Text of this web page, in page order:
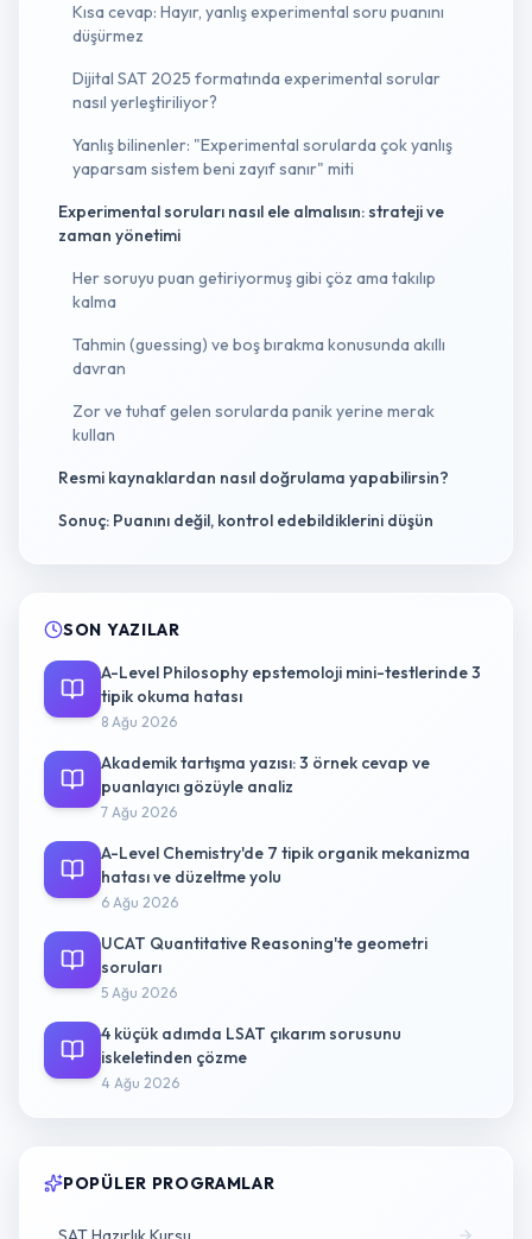
Kısa cevap: Hayır, yanlış experimental soru puanını
düşürmez
Dijital SAT 2025 formatında experimental sorular
nasıl yerleştiriliyor?
Yanlış bilinenler: "Experimental sorularda çok yanlış
yaparsam sistem beni zayıf sanır" miti
Experimental soruları nasıl ele almalısın: strateji ve
zaman yönetimi
Her soruyu puan getiriyormuş gibi çöz ama takılıp
kalma
Tahmin (guessing) ve boş bırakma konusunda akıllı
davran
Zor ve tuhaf gelen sorularda panik yerine merak
kullan
Resmi kaynaklardan nasıl doğrulama yapabilirsin?
Sonuç: Puanını değil, kontrol edebildiklerini düşün
SON YAZILAR
A-Level Philosophy epstemoloji mini-testlerinde 3
tipik okuma hatası
8 Ağu 2026
Akademik tartışma yazısı: 3 örnek cevap ve
puanlayıcı gözüyle analiz
7 Ağu 2026
A-Level Chemistry'de 7 tipik organik mekanizma
hatası ve düzeltme yolu
6 Ağu 2026
UCAT Quantitative Reasoning'te geometri
soruları
5 Ağu 2026
4 küçük adımda LSAT çıkarım sorusunu
iskeletinden çözme
4 Ağu 2026
POPÜLER PROGRAMLAR